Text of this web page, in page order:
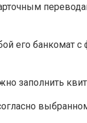
его банкомат
заполнить